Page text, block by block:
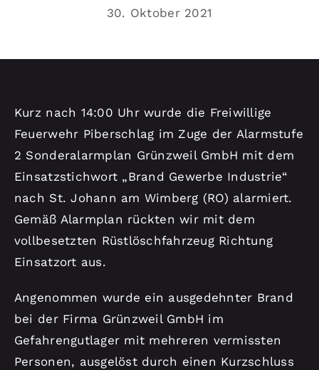
Kontakt
30. Oktober 2021
Kurz nach 14:00 Uhr wurde die Freiwillige
Feuerwehr Piberschlag im Zuge der Alarmstufe
2 Sonderalarmplan Grünzweil GmbH mit dem
Einsatzstichwort „Brand Gewerbe Industrie“
nach St. Johann am Wimberg (RO) alarmiert.
Gemäß Alarmplan rückten wir mit dem
vollbesetzten Rüstlöschfahrzeug Richtung
Einsatzort aus.
Angenommen wurde ein ausgedehnter Brand
bei der Firma Grünzweil GmbH im
Gefahrengutlager mit mehreren vermissten
Personen, ausgelöst durch einen Kurzschluss